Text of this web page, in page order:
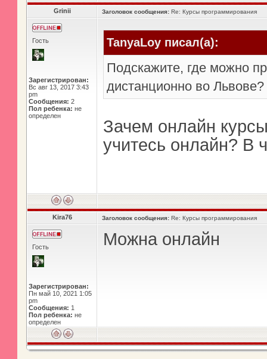
Grinii Заголовок сообщения: Re: Курсы программирования
Гость
Зарегистрирован:
Вс авг 13, 2017 3:43
pm
Сообщения: 2
Пол ребенка: не
определен
TanyaLoy писал(а):
Подскажите, где можно
дистанционно во Львове?
Зачем онлайн
учитесь онлайн? В
Kira76 Заголовок сообщения: Re: Курсы программирования
Гость
Зарегистрирован:
Пн май 10, 2021 1:05
pm
Сообщения: 1
Пол ребенка: не
определен
Можна онлайн